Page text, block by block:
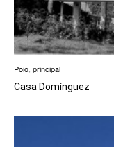
Poio principal
Casa Domínguez